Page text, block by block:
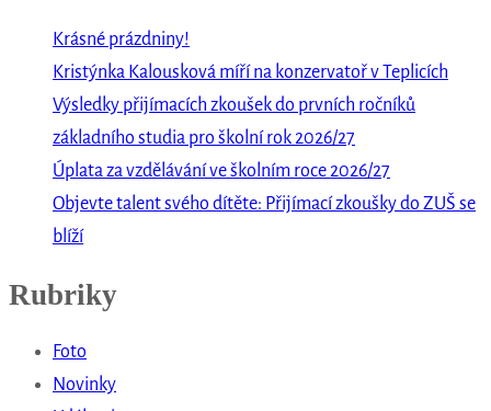
Krásné prázdniny!
Kristýnka Kalousková míří na konzervatoř v Teplicích
Výsledky přijímacích zkoušek do prvních ročníků
základního studia pro školní rok 2026/27
Úplata za vzdělávání ve školním roce 2026/27
Objevte talent svého dítěte: Přijímací zkoušky do ZUŠ se
blíží
Rubriky
Foto
Novinky